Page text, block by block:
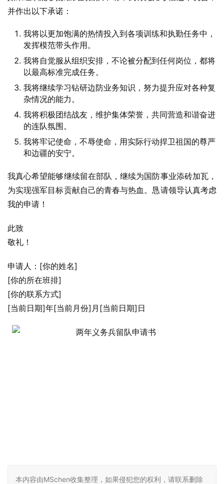
并作出以下承诺：
我将以更加饱满的热情投入到各项训练和执勤任务中，
发挥模范带头作用。
我将自觉服从组织安排，不论被分配到任何岗位，都将
以最高标准完成任务。
我将继续学习钻研边防业务知识，努力提升应对各种复
杂情况的能力。
我将积极团结战友，维护集体荣誉，共同营造和谐奋进
的连队氛围。
我将牢记使命，不辱使命，用实际行动捍卫祖国的尊严
和边疆的安宁。
我真心希望能够继续留在部队，继续为国防事业添砖加瓦，
为实现强军目标贡献自己的青春与热血。恳请领导认真考虑
我的申请！
此致
敬礼！
申请人：[你的姓名]
[你的所在班排]
[你的联系方式]
[当前日期]年[当前月份]月[当前日期]日
本内容由MSchen收集整理，如果侵犯您的权利，请联系删除